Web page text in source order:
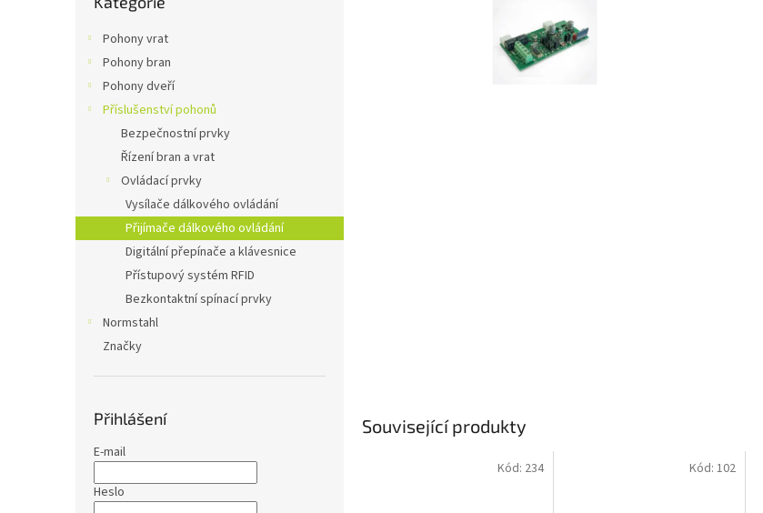
Pohony vrat
Pohony bran
Pohony dveří
Příslušenství pohonů
Bezpečnostní prvky
Řízení bran a vrat
Ovládací prvky
Vysílače dálkového ovládání
Přijímače dálkového ovládání
Digitální přepínače a klávesnice
Přístupový systém RFID
Bezkontaktní spínací prvky
Normstahl
Značky
Přihlášení
E-mail
Heslo
Související produkty
Kód: 234 Kód: 102